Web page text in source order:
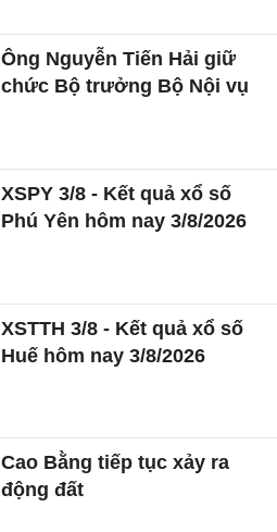
Ông Nguyễn Tiến Hải giữ
chức Bộ trưởng Bộ Nội vụ
XSPY 3/8 - Kết quả xổ số
Phú Yên hôm nay 3/8/2026
XSTTH 3/8 - Kết quả xổ số
Huế hôm nay 3/8/2026
Cao Bằng tiếp tục xảy ra
động đất